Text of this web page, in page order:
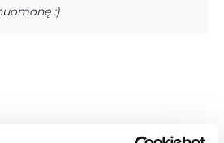
:)